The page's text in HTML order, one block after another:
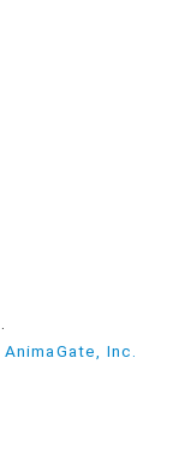
AnimaGate, Inc.